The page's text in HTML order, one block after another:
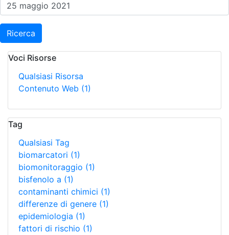
Ricerca
Voci Risorse
Qualsiasi Risorsa
Contenuto Web (1)
Tag
Qualsiasi Tag
biomarcatori (1)
biomonitoraggio (1)
bisfenolo a (1)
contaminanti chimici (1)
differenze di genere (1)
epidemiologia (1)
fattori di rischio (1)